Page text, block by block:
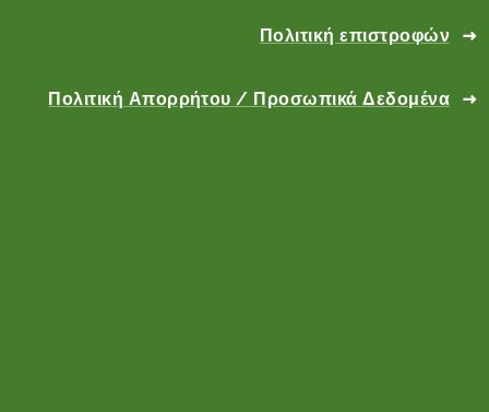
Πολιτική επιστροφών
Πολιτική Απορρήτου / Προσωπικά Δεδομένα